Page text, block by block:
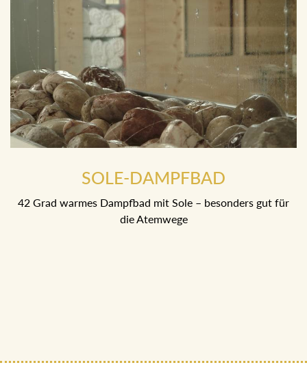
SOLE-DAMPFBAD
42 Grad warmes Dampfbad mit Sole – besonders gut für